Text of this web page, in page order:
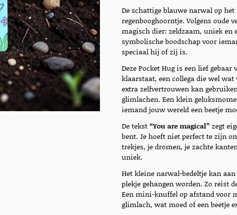
De schattige blauwe narwal op
regenbooghoorntje. Volgens oude
magisch dier: zeldzaam, uniek en
symbolische boodschap voor
speciaal hij of zij is.
Deze Pocket Hug is een lief
klaarstaat, een collega die wel
extra zelfvertrouwen kan
glimlachen. Een klein
iemand jouw wereld een beetje
De tekst “You are magical” zegt
bent. Je hoeft niet perfect te zijn
trekjes, je dromen, je zachte
uniek.
Het kleine narwal-bedeltje kan
plekje gehangen worden. Zo reist
Een mini-knuffel op afstand voor
glimlach, wat moed of een beetje